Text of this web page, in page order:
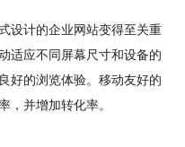
设计的企业网站变得至关重
适应不同屏幕尺寸和设备的
好的浏览体验。移动友好的
，并增加转化率。